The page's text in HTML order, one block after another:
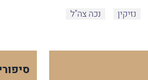
נזיקין נכה צה"ל